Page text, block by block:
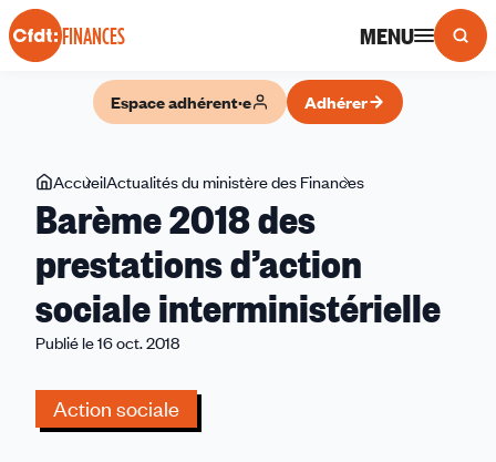
Panneau de gestion des cookies
FINANCES MENU
Espace adhérent·e Adhérer
Vous
êtes
ici
AccueilActualités du ministère des Finances
d’action
sociale
Barème 2018 des
prestations d’action
sociale interministérielle
Publié le 16 oct. 2018
Action sociale